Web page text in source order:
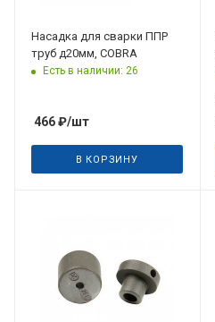
Насадка для сварки ППР
труб д20мм, COBRA
Есть в наличии: 26
466₽/шт
В КОРЗИНУ